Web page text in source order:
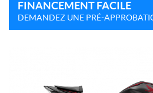
FINANCEMENT FACILE
DEMANDEZ UNE PRÉ-